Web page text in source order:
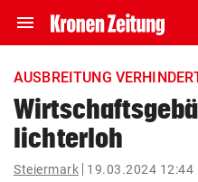
menu Navigation
ein-/ausklappen
account_circle Anmelden
AUSBREITUNG
lichterloh
Steiermark 19.03.2024 12:44